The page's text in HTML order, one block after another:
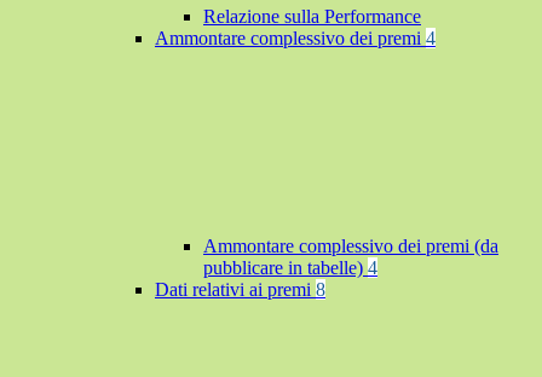
Relazione sulla Performance
Ammontare complessivo dei premi 4
Ammontare complessivo dei premi (da
pubblicare in tabelle) 4
Dati relativi ai premi 8